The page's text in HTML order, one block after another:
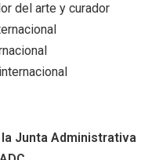
del arte y curador
Junta Administrativa